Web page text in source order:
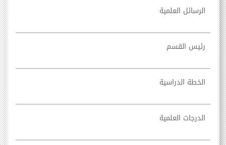
الرسائل العلمية
رئيس القسم
الخطة الدراسية
الدرجات العلمية